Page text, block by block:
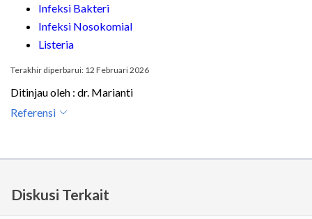
Infeksi Bakteri
Infeksi Nosokomial
Listeria
Terakhir diperbarui: 12 Februari 2026